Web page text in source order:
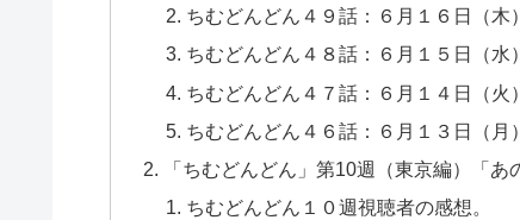
ちむどんどん４９話：６月１６日（木
ちむどんどん４８話：６月１５日（水
ちむどんどん４７話：６月１４日（火
ちむどんどん４６話：６月１３日（月
「ちむどんどん」第10週（東京編）「あ
ちむどんどん１０週視聴者の感想。